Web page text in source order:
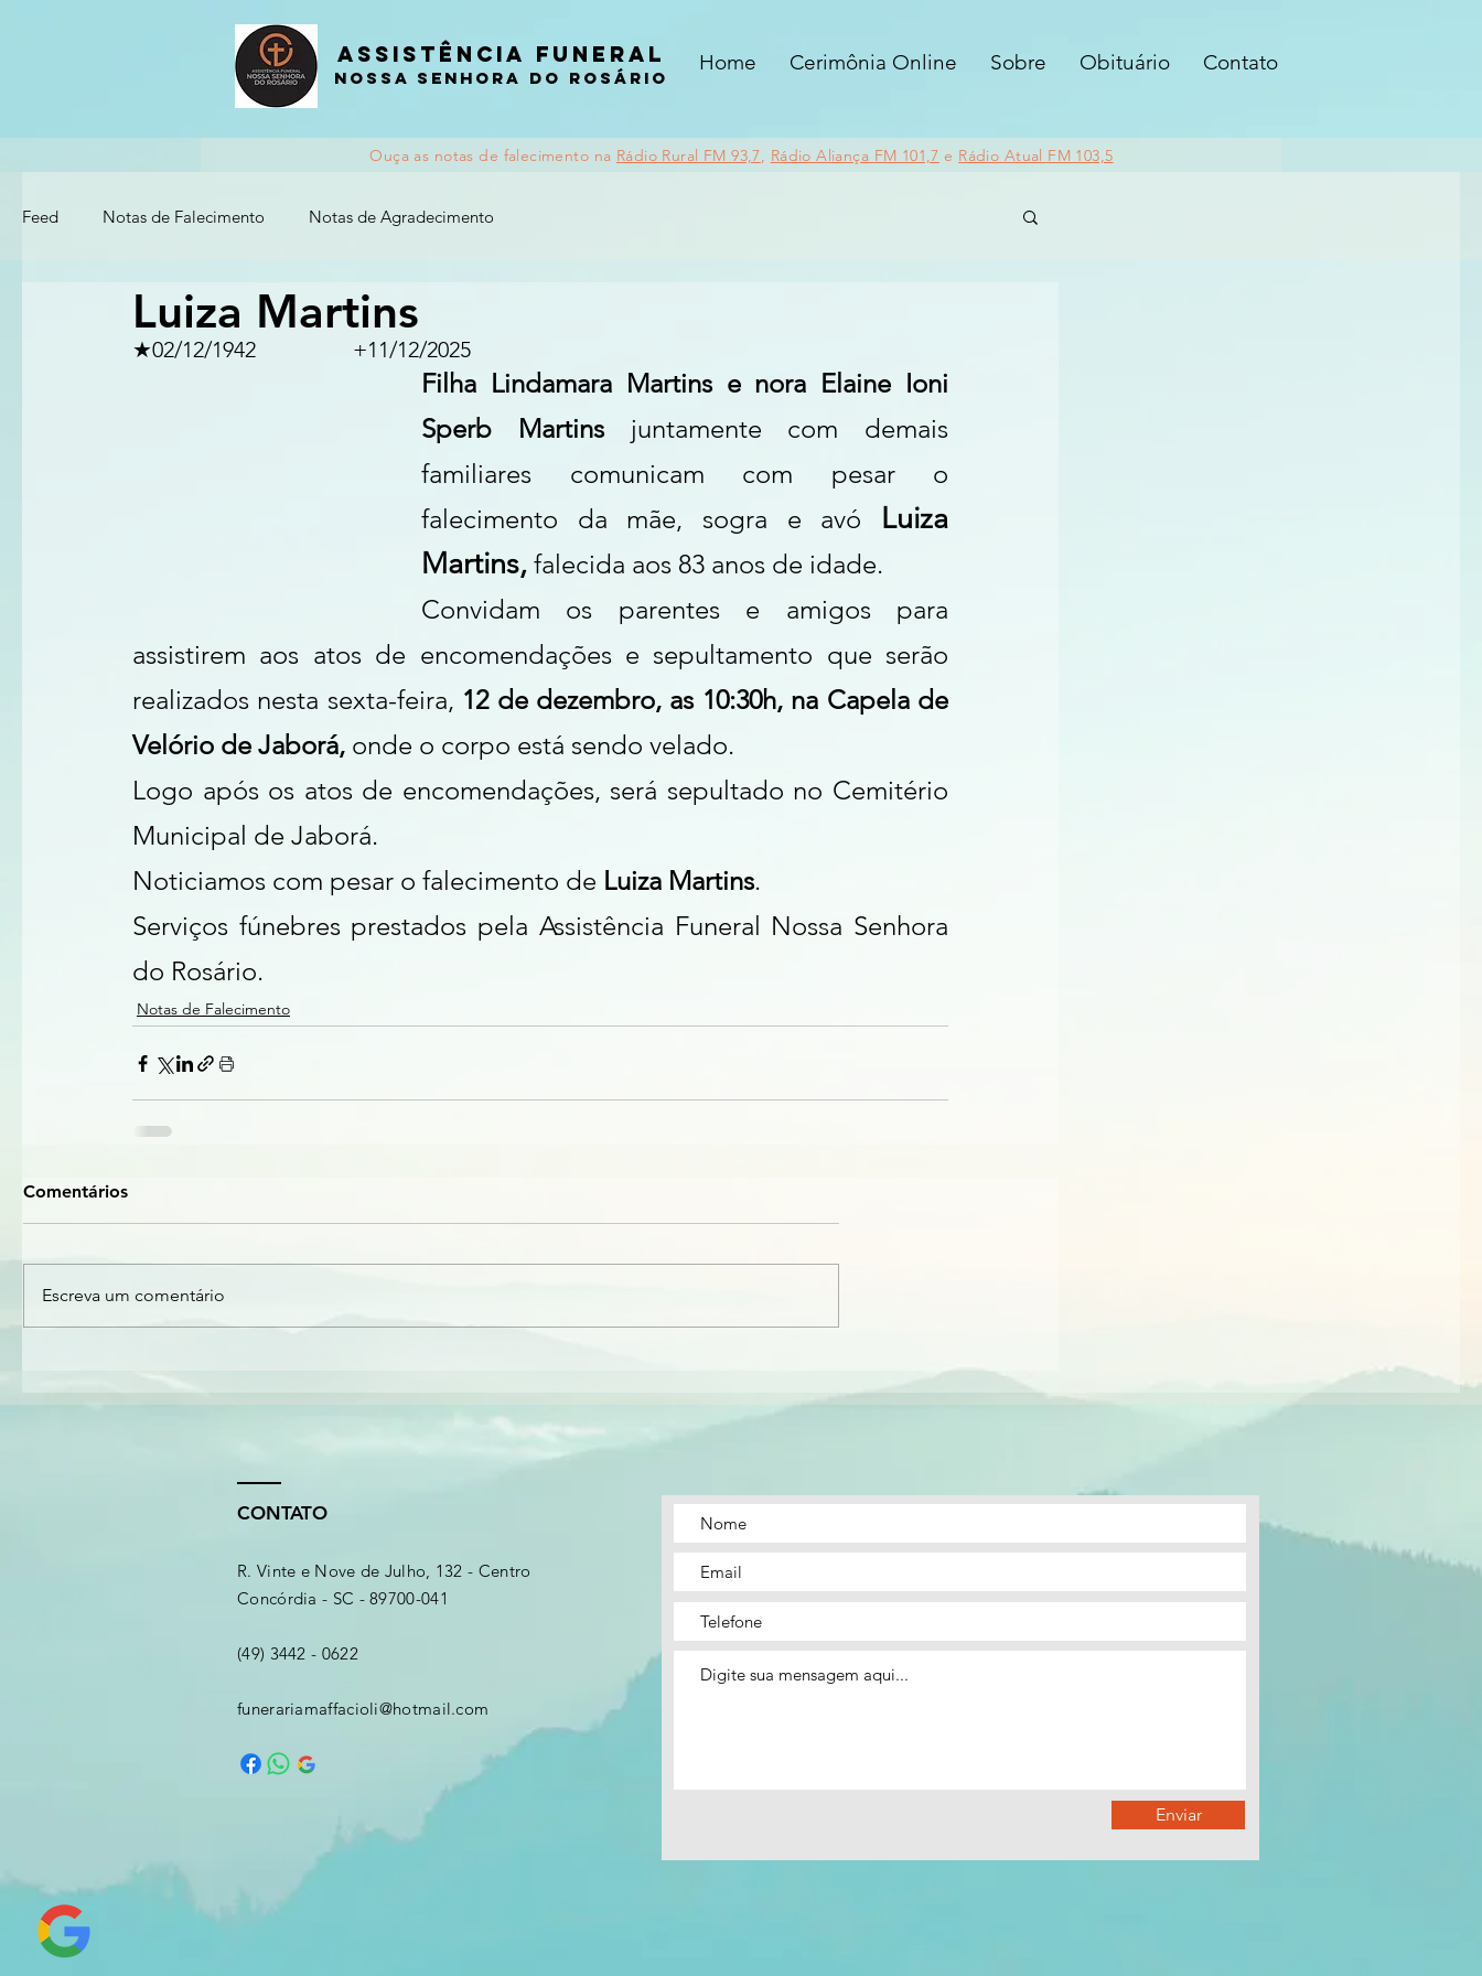
Assistência funeral
nossa senhora do rosário
Home Cerimônia Online Sobre Obituário Contato
Ouça as notas de falecimento na Rádio Rural FM 93,7, Rádio Aliança FM 101,7 e Rádio Atual FM 103,5
Feed Notas de Falecimento Notas de Agradecimento
Luiza Martins
★02/12/1942	          	+11/12/2025
Filha Lindamara Martins e nora Elaine Ioni
Sperb Martins juntamente com demais
familiares comunicam com pesar o
falecimento da mãe, sogra e avó Luiza
Martins, falecida aos 83 anos de idade.
Convidam os parentes e amigos para
assistirem aos atos de encomendações e sepultamento que serão
realizados nesta sexta-feira, 12 de dezembro, as 10:30h, na Capela de
Velório de Jaborá, onde o corpo está sendo velado.
Logo após os atos de encomendações, será sepultado no Cemitério
Municipal de Jaborá.
Noticiamos com pesar o falecimento de Luiza Martins.
Serviços fúnebres prestados pela Assistência Funeral Nossa Senhora
do Rosário.
Notas de Falecimento
Comentários
Escreva um comentário
CONTATO
R. Vinte e Nove de Julho, 132 - Centro
Concórdia - SC - 89700-041
(49) 3442 - 0622
funerariamaffacioli@hotmail.com
Enviar